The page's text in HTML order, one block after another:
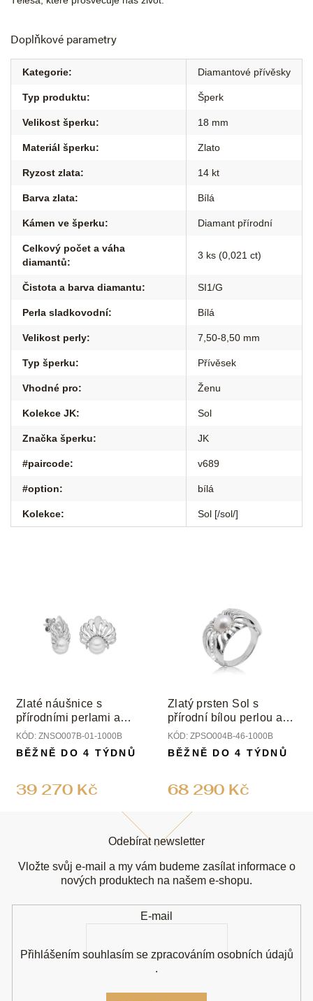
Doplňkové parametry
Kategorie: Diamantové přívěsky
Typ produktu: Šperk
Velikost šperku: 18 mm
Materiál šperku: Zlato
Ryzost zlata: 14 kt
Barva zlata: Bílá
Kámen ve šperku: Diamant přírodní
Celkový počet a váha
diamantů:
3 ks (0,021 ct)
Čistota a barva diamantu: SI1/G
Perla sladkovodní: Bílá
Velikost perly: 7,50-8,50 mm
Typ šperku: Přívěsek
Vhodné pro: Ženu
Kolekce JK: Sol
Značka šperku: JK
#paircode: v689
#option: bílá
Kolekce: Sol [/sol/]
Zlaté náušnice s
přírodními perlami a
diamanty
KÓD: ZNSO007B-01-1000B
39 270 Kč
BĚŽNĚ DO 4 TÝDNŮ
Zlatý prsten Sol s
přírodní bílou perlou a
diamanty
KÓD: ZPSO004B-46-1000B
68 290 Kč
BĚŽNĚ DO 4 TÝDNŮ
Odebírat newsletter
Vložte svůj e-mail a my vám budeme zasílat informace o
nových produktech na našem e-shopu.
E-mail
Přihlášením souhlasím se zpracováním osobních údajů
.